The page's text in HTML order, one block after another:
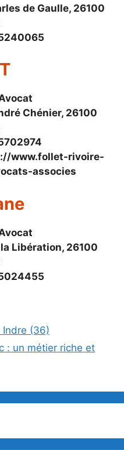
de Gaulle, 26100
Chénier, 26100
www.follet-rivoire-
associes
Libération, 26100
Indre (36)
: un métier riche et